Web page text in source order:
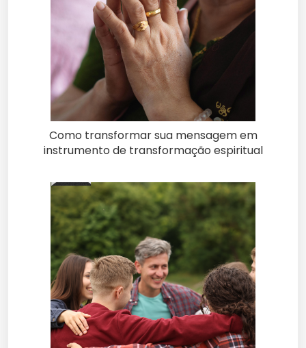
Como transformar sua mensagem em
instrumento de transformação espiritual